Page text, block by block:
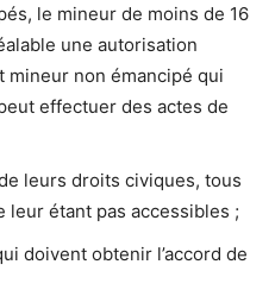
le mineur de moins de 16
une autorisation
mineur non émancipé qui
effectuer des actes de
leurs droits civiques, tous
leur étant pas accessibles ;
doivent obtenir l’accord de